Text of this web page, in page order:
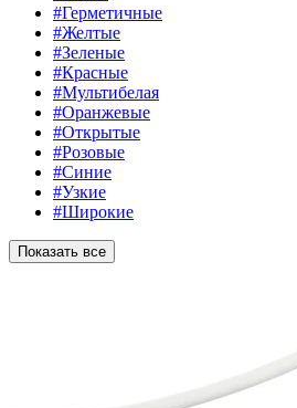
#Герметичные
#Желтые
#Зеленые
#Красные
#Мультибелая
#Оранжевые
#Открытые
#Розовые
#Синие
#Узкие
#Широкие
Показать все